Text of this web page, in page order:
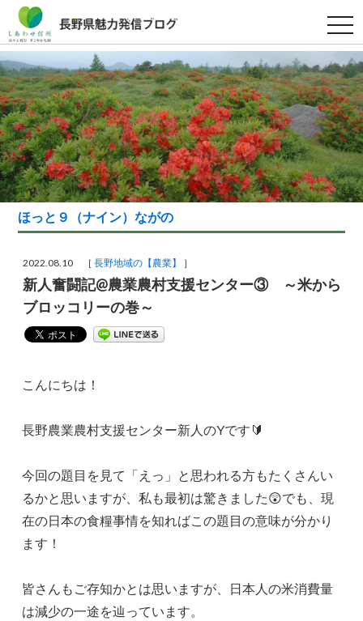
t
o
g
l
e
n
a
v
i
g
a
t
i
o
n
ほっと９（ナイン）ながの
2022.08.10 ［長野地域の【農業】 ］
新人奮闘記@農業農村支援センター③ ～米から
ブロッコリーの巻～
こんにちは！
長野農業農村支援センター新人のYです🔰
今回の題目を見て「えっ」と思われる方もたくさんい
るかと思いますが、私も最初は驚きました😲でも、現
在の日本の食糧事情を知ればこの題目の意味が分かり
ます！
皆さんもご存知かとは思いますが、日本人の米消費量
は減少の一途を辿っています。